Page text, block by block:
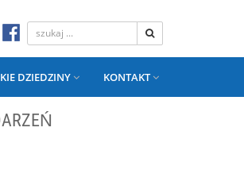
DZIEDZINY KONTAKT